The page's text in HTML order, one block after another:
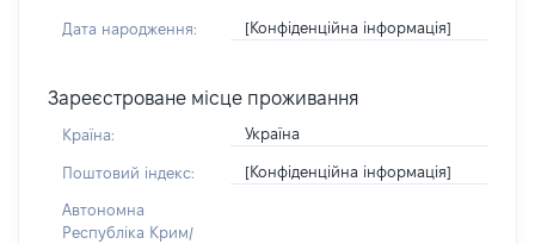
Дата народження: [Конфіденційна інформація]
Зареєстроване місце проживання
Країна: Україна
Поштовий індекс: [Конфіденційна інформація]
Автономна
Республіка Крим/